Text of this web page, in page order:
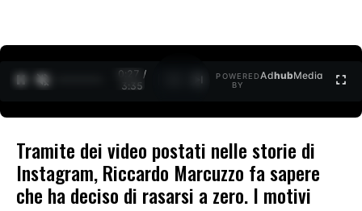
0:27 /
3:35
POWERED
BY
AdhubMedia
Tramite dei video postati nelle storie di
Instagram, Riccardo Marcuzzo fa sapere
che ha deciso di rasarsi a zero. I motivi